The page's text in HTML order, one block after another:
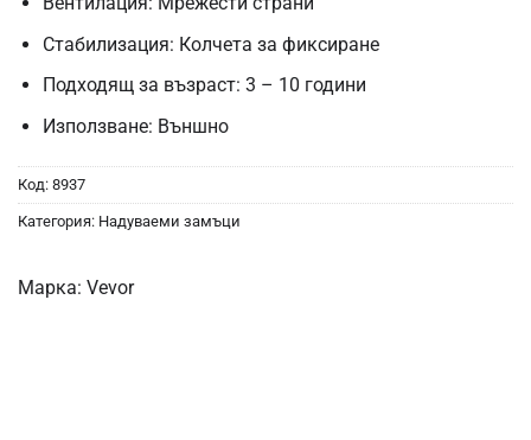
Стабилизация: Колчета за фиксиране
Подходящ за възраст: 3 – 10 години
Използване: Външно
Код: 8937
Категория: Надуваеми замъци
Марка: Vevor